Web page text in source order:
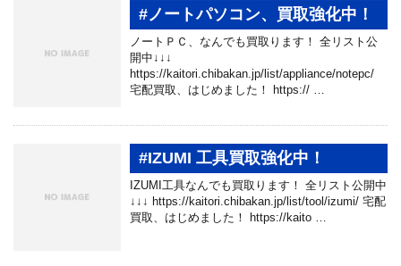
#ノートパソコン、買取強化中！
ノートＰＣ、なんでも買取ります！ 全リスト公
開中↓↓↓
https://kaitori.chibakan.jp/list/appliance/notepc/
宅配買取、はじめました！ https:// …
#IZUMI 工具買取強化中！
IZUMI工具なんでも買取ります！ 全リスト公開中
↓↓↓ https://kaitori.chibakan.jp/list/tool/izumi/ 宅配
買取、はじめました！ https://kaito …